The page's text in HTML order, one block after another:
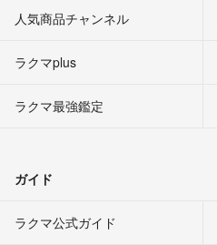
人気商品チャンネル
ラクマplus
ラクマ最強鑑定
ガイド
ラクマ公式ガイド